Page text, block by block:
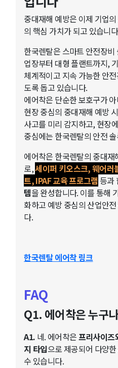
중대재해 예방은 이제 기업
의 핵심 가치가 되고 있습니
한국렌탈은 스마트 안전장
업장부터 대형 플랜트까지,
체계적이고 지속 가능한 안
도록 돕고 있습니다.
에어착은 단순한 보호구가
현장 중심의 중대재해 예방
사고를 미리 감지하고, 현장
중심에는 한국렌탈의 안전
에어착은 한국렌탈의 중대
로,세이퍼 키오스크, 웨어러
트, IPAF 교육 프로그램 등과
템을 완성합니다. 이를 통해
화하고 예방 중심의 산업안
다.
한국렌탈 에어착 링크
FAQ
Q1. 에어착은 누구
A1. 네. 에어착은프리사이즈
지 타입으로 제공되어 다양
수 있습니다.